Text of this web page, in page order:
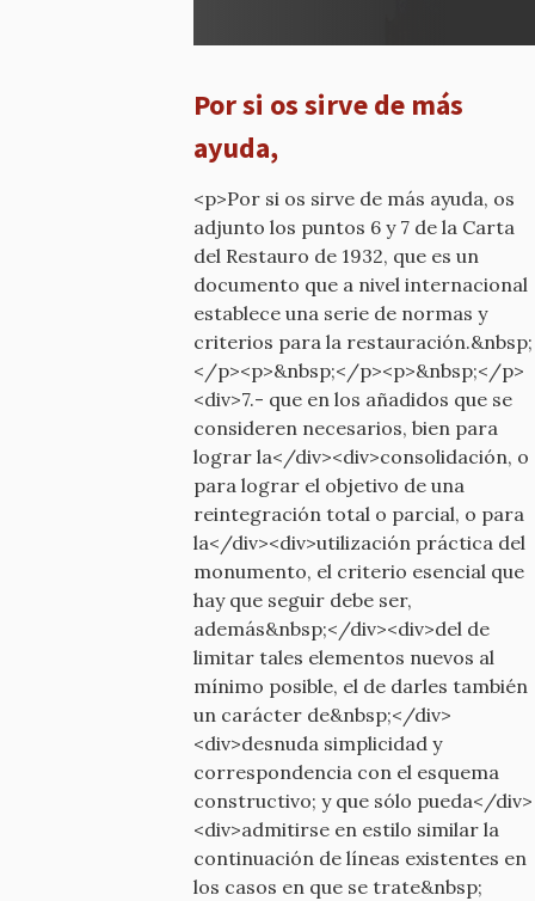
calificativo
dicho?
old
Por si os sirve de más
ayuda,
<p>Por si os sirve de más ayuda, os
adjunto los puntos 6 y 7 de la Carta
del Restauro de 1932, que es un
documento que a nivel internacional
establece una serie de normas y
criterios para la restauración.&nbsp;
</p><p>&nbsp;</p><p>&nbsp;</p>
<div>7.- que en los añadidos que se
consideren necesarios, bien para
lograr la</div><div>consolidación, o
para lograr el objetivo de una
reintegración total o parcial, o para
la</div><div>utilización práctica del
monumento, el criterio esencial que
hay que seguir debe ser,
además&nbsp;</div><div>del de
limitar tales elementos nuevos al
mínimo posible, el de darles también
un carácter de&nbsp;</div>
<div>desnuda simplicidad y
correspondencia con el esquema
constructivo; y que sólo pueda</div>
<div>admitirse en estilo similar la
continuación de líneas existentes en
los casos en que se trate&nbsp;